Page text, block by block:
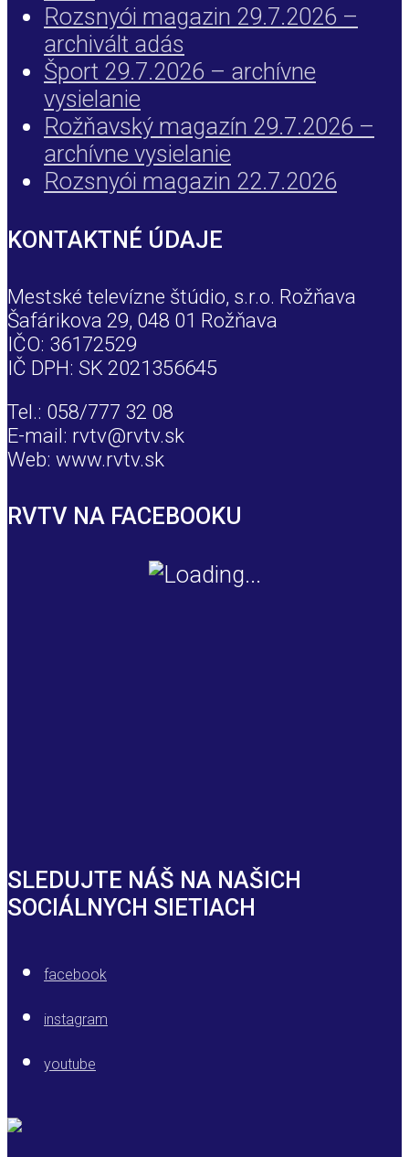
Rozsnyói magazin 29.7.2026 –
archivált adás
Šport 29.7.2026 – archívne
vysielanie
Rožňavský magazín 29.7.2026 –
archívne vysielanie
Rozsnyói magazin 22.7.2026
KONTAKTNÉ ÚDAJE
Mestské televízne štúdio, s.r.o. Rožňava
Šafárikova 29, 048 01 Rožňava
IČO: 36172529
IČ DPH: SK 2021356645
Tel.: 058/777 32 08
E-mail: rvtv@rvtv.sk
Web: www.rvtv.sk
RVTV NA FACEBOOKU
SLEDUJTE NÁŠ NA NAŠICH
SOCIÁLNYCH SIETIACH
facebook
instagram
youtube